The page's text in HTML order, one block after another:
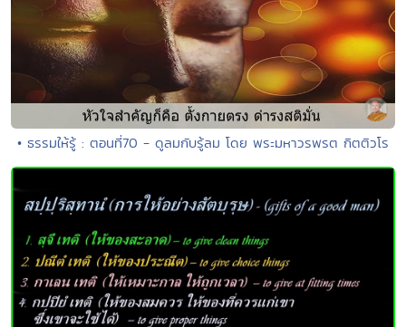
• ธรรมให้รู้ : ตอนที่70 - ดูลมกับรู้ลม โดย พระมหาวรพรต กิตติวโร